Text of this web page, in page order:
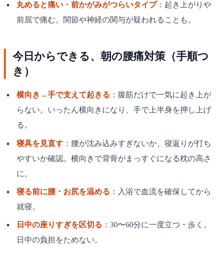
丸めると痛い・前かがみがつらいタイプ：起き上がりや
前屈で痛む。関節や神経の関与が疑われることも。
今日からできる、朝の腰痛対策（手順つ
き）
横向き→手で支えて起きる ：腹筋だけで一気に起き上が
らない。いったん横向きになり、手で上半身を押し上げ
る。
寝具を見直す：腰が沈み込みすぎないか、寝返りが打ち
やすいか確認。横向きで背骨がまっすぐになる枕の高さ
に。
寝る前に腰・お尻を温める ：入浴で血流を確保してから
就寝。
日中の座りすぎを区切る ：30〜60分に一度立つ・歩く。
日中の負担をためない。